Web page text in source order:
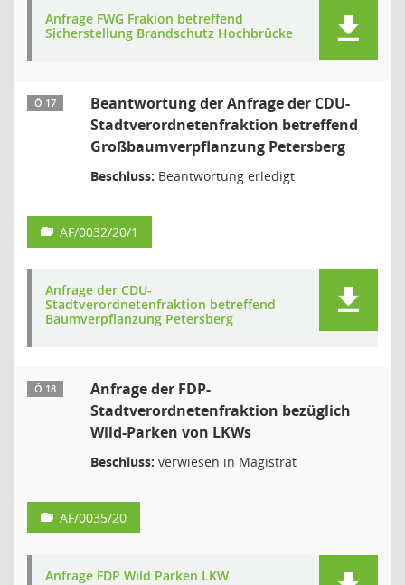
Anfrage FWG Frakion betreffend
Sicherstellung Brandschutz Hochbrücke
Ö 17
Beantwortung der Anfrage der CDU-
Stadtverordnetenfraktion betreffend
Großbaumverpflanzung Petersberg
Beschluss: Beantwortung erledigt
AF/0032/20/1
Anfrage der CDU-
Stadtverordnetenfraktion betreffend
Baumverpflanzung Petersberg
Ö 18
Anfrage der FDP-
Stadtverordnetenfraktion bezüglich
Wild-Parken von LKWs
Beschluss: verwiesen in Magistrat
AF/0035/20
Anfrage FDP Wild Parken LKW